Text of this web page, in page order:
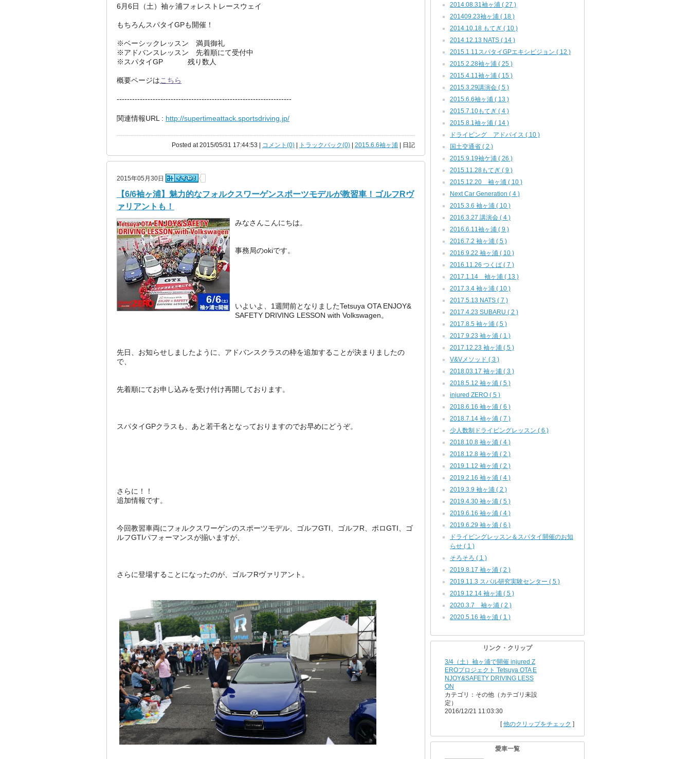
6月6日（土）袖ヶ浦フォレストレースウェイ
もちろんスパタイGPも開催！
※ベーシックレッスン 満員御礼
※アドバンスレッスン 先着順にて受付中
※スパタイGP 残り数人
概要ページはこちら
--------------------------------------------------------------------
関連情報URL : http://supertimeattack.sportsdriving.jp/
Posted at 2015/05/31 17:44:53 | コメント(0) トラックバック(0) 2015.6.6袖ヶ浦 | 日記
2015年05月30日
【6/6袖ヶ浦】魅力的なフォルクスワーゲンスポーツモデルが教習車！ゴルフRヴ
ァリアントも！
みなさんこんにちは。
事務局のokiです。
いよいよ、1週間前となりましたTetsuya OTA ENJOY&
SAFETY DRIVING LESSON with Volkswagen。
先日、お知らせしましたように、アドバンスクラスの枠を追加することが決まりましたの
で、
先着順にてお申し込みを受け付け再開しております。
スパタイGPクラスも、あと若干名となっておりますのでお早めにどうぞ。
さらに！！
追加情報です。
今回教習車両にフォルクスワーゲンのスポーツモデル、ゴルフGTI、ゴルフR、ポロGTI、ゴ
ルフGTIパフォーマンスが揃いますが、
さらに登場することになったのが、ゴルフRヴァリアント。
2014.08.31袖ヶ浦 ( 27 )
201409.23袖ヶ浦 ( 18 )
2014.10.18 もてぎ ( 10 )
2014.12.13 NATS ( 14 )
2015.1.11スパタイGPエキシビジョン ( 12 )
2015.2.28袖ヶ浦 ( 25 )
2015.4.11袖ヶ浦 ( 15 )
2015.3.29講演会 ( 5 )
2015.6.6袖ヶ浦 ( 13 )
2015.7.10もてぎ ( 4 )
2015.8.1袖ヶ浦 ( 14 )
ドライビング アドバイス ( 10 )
国土交通省 ( 2 )
2015.9.19袖ケ浦 ( 26 )
2015.11.28もてぎ ( 9 )
2015.12.20 袖ヶ浦 ( 10 )
Next Car Generation ( 4 )
2015.3.6 袖ヶ浦 ( 10 )
2016.3.27 講演会 ( 4 )
2016.6.11袖ヶ浦 ( 9 )
2016.7.2 袖ヶ浦 ( 5 )
2016.9.22 袖ヶ浦 ( 10 )
2016.11.26 つくば ( 7 )
2017.1.14 袖ヶ浦 ( 13 )
2017.3.4 袖ヶ浦 ( 10 )
2017.5.13 NATS ( 7 )
2017.4.23 SUBARU ( 2 )
2017.8.5 袖ヶ浦 ( 5 )
2017.9.23 袖ヶ浦 ( 1 )
2017.12.23 袖ヶ浦 ( 5 )
V&Vメソッド ( 3 )
2018.03.17 袖ヶ浦 ( 3 )
2018.5.12 袖ヶ浦 ( 5 )
injured ZERO ( 5 )
2018.6.16 袖ヶ浦 ( 6 )
2018.7.14 袖ヶ浦 ( 7 )
少人数制ドライビングレッスン ( 6 )
2018.10.8 袖ヶ浦 ( 4 )
2018.12.8 袖ヶ浦 ( 2 )
2019.1.12 袖ヶ浦 ( 2 )
2019.2.16 袖ヶ浦 ( 4 )
2019.3.9 袖ヶ浦 ( 2 )
2019.4.30 袖ヶ浦 ( 5 )
2019.6.16 袖ヶ浦 ( 4 )
2019.6.29 袖ヶ浦 ( 6 )
ドライビングレッスン＆スパタイ開催のお知
らせ ( 1 )
そろそろ ( 1 )
2019.8.17 袖ヶ浦 ( 2 )
2019.11.3 スバル研究実験センター ( 5 )
2019.12.14 袖ヶ浦 ( 5 )
2020.3.7 袖ヶ浦 ( 2 )
2020.5.16 袖ヶ浦 ( 1 )
リンク・クリップ
3/4（土）袖ヶ浦で開催 injured Z
EROプロジェクト Tetsuya OTA E
NJOY&SAFETY DRIVING LESS
ON
カテゴリ：その他（カテゴリ未設
定）
2016/12/21 11:03:30
[他のクリップをチェック ]
愛車一覧